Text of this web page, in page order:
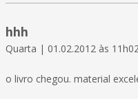
hhh
Quarta | 01.02.2012 às
o livro chegou. material